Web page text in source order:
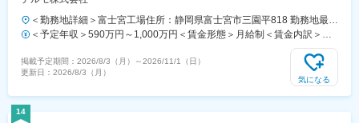
＜勤務地詳細＞富士宮工場住所：静岡県富士宮市三園平818 勤務地最寄
駅：身延線／西富士宮駅受動喫煙対策：屋内全面禁煙変更の範囲：会社
＜予定年収＞590万円～1,000万円＜賃金形態＞月給制＜賃金内訳＞月
額（基本給）：279,000円～534,000円＜月給＞279,000円～534,000円
＜昇給有無＞有＜残業手当＞有＜給与補足＞※年収はご経験やスキルを
考慮し決定いたします。■賞与：年2回■昇給：年1回■職位：一般職～主
掲載予定期間： 2026/8/3（月） ～2026/11/1（日）
更新日： 2026/8/3（月）
気になる
14